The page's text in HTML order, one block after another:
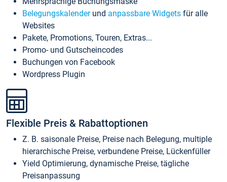
Belegungskalenderund anpassbare Widgets für alle
Websites
Pakete, Promotions, Touren, Extras...
Promo- und Gutscheincodes
Buchungen von Facebook
Wordpress Plugin
Flexible Preis & Rabattoptionen
Z. B. saisonale Preise, Preise nach Belegung, multiple
hierarchische Preise, verbundene Preise, Lückenfüller
Yield Optimierung, dynamische Preise, tägliche
Preisanpassung